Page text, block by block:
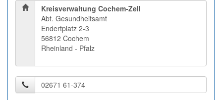
Kreisverwaltung Cochem-Zell
Abt. Gesundheitsamt
Endertplatz 2-3
56812 Cochem
Rheinland - Pfalz